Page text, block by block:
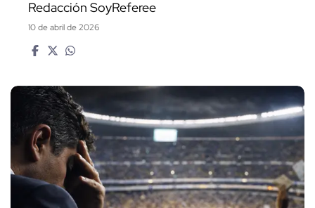
Redacción SoyReferee
10 de abril de 2026